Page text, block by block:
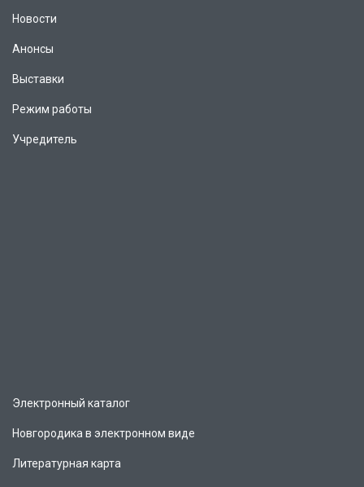
Новости
Анонсы
Выставки
Режим работы
Учредитель
Электронный каталог
Новгородика в электронном виде
Литературная карта